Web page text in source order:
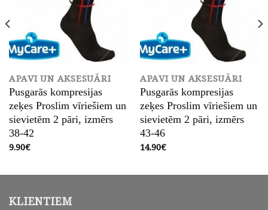
APAVI UN AKSESUĀRI
Pusgarās kompresijas
zeķes Proslim vīriešiem un
sievietēm 2 pāri, izmērs
38-42
9.90€
APAVI UN AKSESUĀRI
Pusgarās kompresijas
zeķes Proslim vīriešiem un
sievietēm 2 pāri, izmērs
43-46
14.90€
KLIENTIEM